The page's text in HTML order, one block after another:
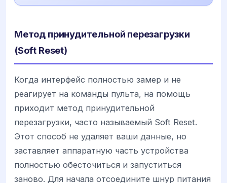
Метод принудительной перезагрузки
(Soft Reset)
Когда интерфейс полностью замер и не
реагирует на команды пульта, на помощь
приходит метод принудительной
перезагрузки, часто называемый Soft Reset.
Этот способ не удаляет ваши данные, но
заставляет аппаратную часть устройства
полностью обесточиться и запуститься
заново. Для начала отсоедините шнур питания